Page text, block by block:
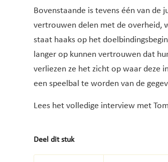
Bovenstaande is tevens één van de
vertrouwen delen met de overheid,
staat haaks op het
langer op kunnen vertrouwen dat
verliezen ze het zicht op waar deze
een speelbal te worden van de
Lees het volledige interview met
Deel dit stuk